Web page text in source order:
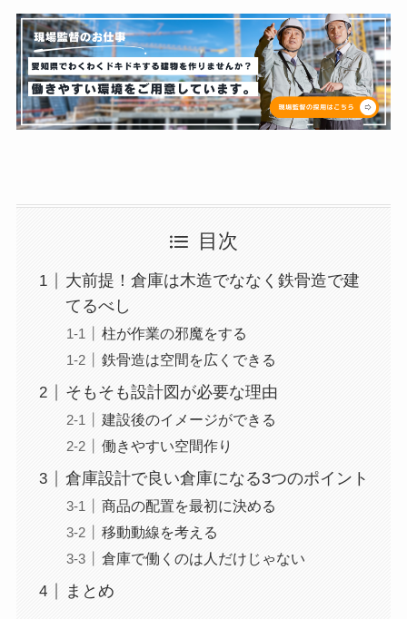
目次
大前提！倉庫は木造でななく鉄骨造で建
てるべし
柱が作業の邪魔をする
鉄骨造は空間を広くできる
そもそも設計図が必要な理由
建設後のイメージができる
働きやすい空間作り
倉庫設計で良い倉庫になる3つのポイント
商品の配置を最初に決める
移動動線を考える
倉庫で働くのは人だけじゃない
まとめ